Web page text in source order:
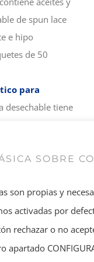
de spun lace
e hipo
de 50
para
desechable tiene
para promover
Aptas para uso
rollos de 25
de 50
SOBRE
son propias y
activadas por
rechazar o no